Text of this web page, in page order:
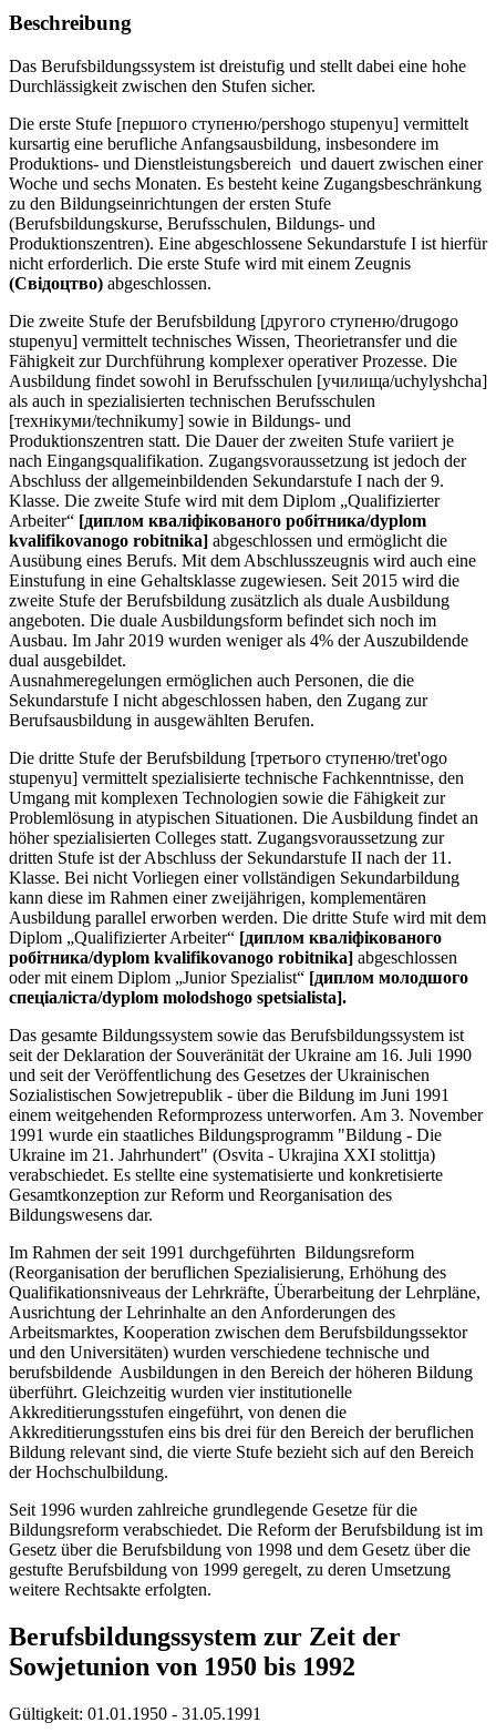
Beschreibung
Das Berufsbildungssystem ist dreistufig und stellt dabei eine hohe
Durchlässigkeit zwischen den Stufen sicher.
Die erste Stufe [першого ступеню/pershogo stupenyu] vermittelt
kursartig eine berufliche Anfangsausbildung, insbesondere im
Produktions- und Dienstleistungsbereich und dauert zwischen einer
Woche und sechs Monaten. Es besteht keine Zugangsbeschränkung
zu den Bildungseinrichtungen der ersten Stufe
(Berufsbildungskurse, Berufsschulen, Bildungs- und
Produktionszentren). Eine abgeschlossene Sekundarstufe I ist hierfür
nicht erforderlich. Die erste Stufe wird mit einem Zeugnis
(Свiдоцтво) abgeschlossen.
Die zweite Stufe der Berufsbildung [другого ступеню/drugogo
stupenyu] vermittelt technisches Wissen, Theorietransfer und die
Fähigkeit zur Durchführung komplexer operativer Prozesse. Die
Ausbildung findet sowohl in Berufsschulen [училища/uchylyshcha]
als auch in spezialisierten technischen Berufsschulen
[технікуми/technikumy] sowie in Bildungs- und
Produktionszentren statt. Die Dauer der zweiten Stufe variiert je
nach Eingangsqualifikation. Zugangsvoraussetzung ist jedoch der
Abschluss der allgemeinbildenden Sekundarstufe I nach der 9.
Klasse. Die zweite Stufe wird mit dem Diplom „Qualifizierter
Arbeiter“ [диплом кваліфікованого робітника/dyplom
kvalifikovanogo robitnika] abgeschlossen und ermöglicht die
Ausübung eines Berufs. Mit dem Abschlusszeugnis wird auch eine
Einstufung in eine Gehaltsklasse zugewiesen. Seit 2015 wird die
zweite Stufe der Berufsbildung zusätzlich als duale Ausbildung
angeboten. Die duale Ausbildungsform befindet sich noch im
Ausbau. Im Jahr 2019 wurden weniger als 4% der Auszubildende
dual ausgebildet.
Ausnahmeregelungen ermöglichen auch Personen, die die
Sekundarstufe I nicht abgeschlossen haben, den Zugang zur
Berufsausbildung in ausgewählten Berufen.
Die dritte Stufe der Berufsbildung [третього ступеню/tret'ogo
stupenyu] vermittelt spezialisierte technische Fachkenntnisse, den
Umgang mit komplexen Technologien sowie die Fähigkeit zur
Problemlösung in atypischen Situationen. Die Ausbildung findet an
höher spezialisierten Colleges statt. Zugangsvoraussetzung zur
dritten Stufe ist der Abschluss der Sekundarstufe II nach der 11.
Klasse. Bei nicht Vorliegen einer vollständigen Sekundarbildung
kann diese im Rahmen einer zweijährigen, komplementären
Ausbildung parallel erworben werden. Die dritte Stufe wird mit dem
Diplom „Qualifizierter Arbeiter“ [диплом кваліфікованого
робітника/dyplom kvalifikovanogo robitnika] abgeschlossen
oder mit einem Diplom „Junior Spezialist“ [диплом молодшого
спеціаліста/dyplom molodshogo spetsialista].
Das gesamte Bildungssystem sowie das Berufsbildungssystem ist
seit der Deklaration der Souveränität der Ukraine am 16. Juli 1990
und seit der Veröffentlichung des Gesetzes der Ukrainischen
Sozialistischen Sowjetrepublik - über die Bildung im Juni 1991
einem weitgehenden Reformprozess unterworfen. Am 3. November
1991 wurde ein staatliches Bildungsprogramm "Bildung - Die
Ukraine im 21. Jahrhundert" (Osvita - Ukrajina XXI stolittja)
verabschiedet. Es stellte eine systematisierte und konkretisierte
Gesamtkonzeption zur Reform und Reorganisation des
Bildungswesens dar.
Im Rahmen der seit 1991 durchgeführten Bildungsreform
(Reorganisation der beruflichen Spezialisierung, Erhöhung des
Qualifikationsniveaus der Lehrkräfte, Überarbeitung der Lehrpläne,
Ausrichtung der Lehrinhalte an den Anforderungen des
Arbeitsmarktes, Kooperation zwischen dem Berufsbildungssektor
und den Universitäten) wurden verschiedene technische und
berufsbildende Ausbildungen in den Bereich der höheren Bildung
überführt. Gleichzeitig wurden vier institutionelle
Akkreditierungsstufen eingeführt, von denen die
Akkreditierungsstufen eins bis drei für den Bereich der beruflichen
Bildung relevant sind, die vierte Stufe bezieht sich auf den Bereich
der Hochschulbildung.
Seit 1996 wurden zahlreiche grundlegende Gesetze für die
Bildungsreform verabschiedet. Die Reform der Berufsbildung ist im
Gesetz über die Berufsbildung von 1998 und dem Gesetz über die
gestufte Berufsbildung von 1999 geregelt, zu deren Umsetzung
weitere Rechtsakte erfolgten.
Berufsbildungssystem zur Zeit der
Sowjetunion von 1950 bis 1992
Gültigkeit: 01.01.1950 - 31.05.1991